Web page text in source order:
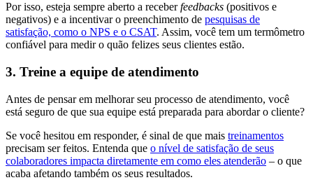
Por isso, esteja sempre aberto a receberfeedbacks (positivos e
negativos) e a incentivar o preenchimento de pesquisas de
satisfação, como o NPS e o CSAT. Assim, você tem um termômetro
confiável para medir o quão felizes seus clientes estão.
3. Treine a equipe de atendimento
Antes de pensar em melhorar seu processo de atendimento, você
está seguro de que sua equipe está preparada para abordar o cliente?
Se você hesitou em responder, é sinal de que mais treinamentos
precisam ser feitos. Entenda que o nível de satisfação de seus
colaboradores impacta diretamente em como eles atenderão – o que
acaba afetando também os seus resultados.